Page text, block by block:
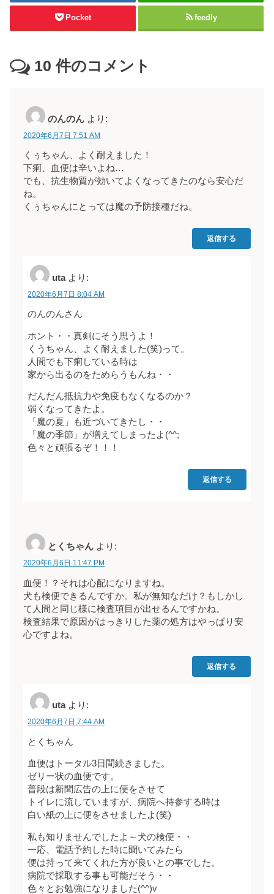
Pocket feedly
10 件のコメント
のんのん より:
2020年6月7日 7:51 AM
くぅちゃん、よく耐えました！
下痢、血便は辛いよね…
でも、抗生物質が効いてよくなってきたのなら安心だ
ね。
くぅちゃんにとっては魔の予防接種だね。
返信する
uta より:
2020年6月7日 8:04 AM
のんのんさん
ホント・・真剣にそう思うよ！
くうちゃん、よく耐えました(笑)って。
人間でも下痢している時は
家から出るのをためらうもんね・・
だんだん抵抗力や免疫もなくなるのか？
弱くなってきたよ。
「魔の夏」も近づいてきたし・・
「魔の季節」が増えてしまったよ(^^;
色々と頑張るぞ！！！
返信する
とくちゃん より:
2020年6月6日 11:47 PM
血便！？それは心配になりますね。
犬も検便できるんですか。私が無知なだけ？もしかし
て人間と同じ様に検査項目が出せるんですかね。
検査結果で原因がはっきりした薬の処方はやっぱり安
心ですよね。
返信する
uta より:
2020年6月7日 7:44 AM
とくちゃん
血便はトータル3日間続きました。
ゼリー状の血便です。
普段は新聞広告の上に便をさせて
トイレに流していますが、病院へ持参する時は
白い紙の上に便をさせましたよ(笑)
私も知りませんでしたよ～犬の検便・・
一応、電話予約した時に聞いてみたら
便は持って来てくれた方が良いとの事でした。
病院で採取する事も可能だそう・・
色々とお勉強になりました(^^)v